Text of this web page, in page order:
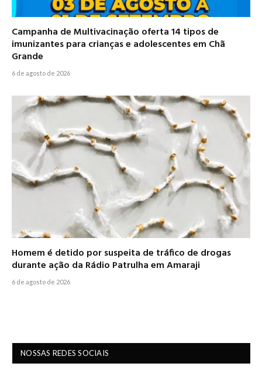
Campanha de Multivacinação oferta 14 tipos de
imunizantes para crianças e adolescentes em Chã
Grande
6 de agosto de 2026
Homem é detido por suspeita de tráfico de drogas
durante ação da Rádio Patrulha em Amaraji
6 de agosto de 2026
NOSSAS REDES SOCIAIS